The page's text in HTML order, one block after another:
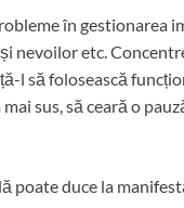
în gestionarea
nevoilor etc.
l să folosească
sus, să ceară o
poate duce la